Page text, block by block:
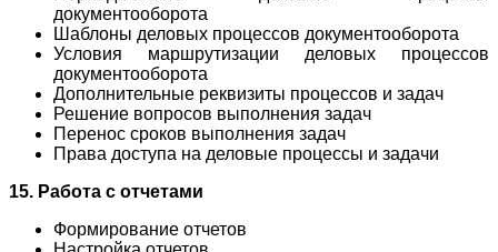
документооборота
Шаблоны деловых процессов документооборота
Условия маршрутизации деловых процессов
документооборота
Дополнительные реквизиты процессов и задач
Решение вопросов выполнения задач
Перенос сроков выполнения задач
Права доступа на деловые процессы и задачи
15. Работа с отчетами
Формирование отчетов